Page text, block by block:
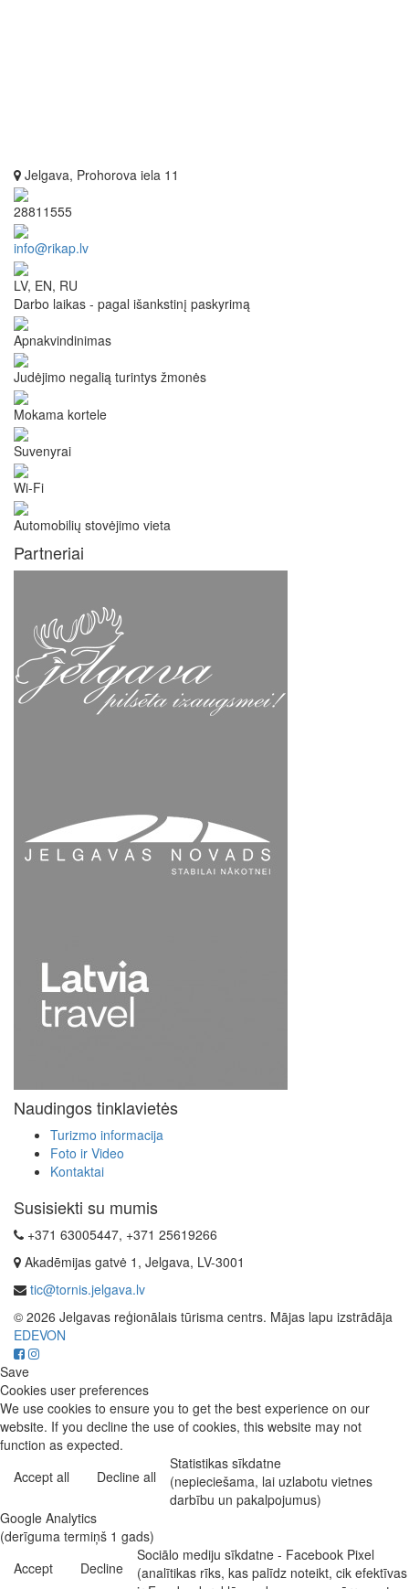
Jelgava, Prohorova iela 11
28811555
info@rikap.lv
LV, EN, RU
Darbo laikas - pagal išankstinį paskyrimą
Apnakvindinimas
Judėjimo negalią turintys žmonės
Mokama kortele
Suvenyrai
Wi-Fi
Automobilių stovėjimo vieta
Partneriai
Naudingos tinklavietės
Turizmo informacija
Foto ir Video
Kontaktai
Susisiekti su mumis
+371 63005447, +371 25619266
Akadēmijas gatvė 1, Jelgava, LV-3001
tic@tornis.jelgava.lv
© 2026 Jelgavas reģionālais tūrisma centrs. Mājas lapu izstrādāja
EDEVON
Save
Cookies user preferences
We use cookies to ensure you to get the best experience on our
website. If you decline the use of cookies, this website may not
function as expected.
Accept all
Decline all
Statistikas sīkdatne
(nepieciešama, lai uzlabotu vietnes
darbību un pakalpojumus)
Google Analytics
(derīguma termiņš 1 gads)
Accept
Decline
Sociālo mediju sīkdatne - Facebook Pixel
(analītikas rīks, kas palīdz noteikt, cik efektīvas